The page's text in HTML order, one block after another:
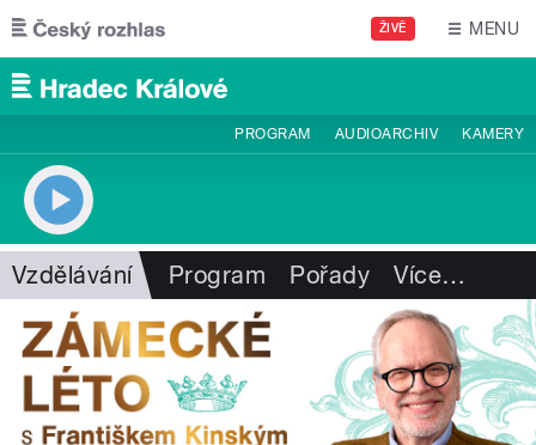
Přejít k hlavnímu obsahu
ŽIVĚ MENU
PROGRAM AUDIOARCHIV KAMERY
Vzdělávání Program Pořady Více…